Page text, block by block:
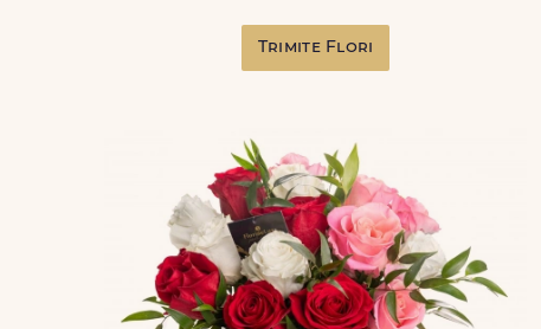
Trimite Flori